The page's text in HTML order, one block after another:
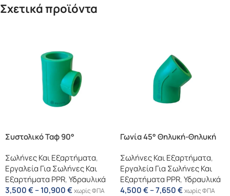
Σχετικά προϊόντα
Συστολικό Ταφ 90°
Σωλήνες Και Εξαρτήματα,
Εργαλεία Για Σωλήνες Και
Εξαρτήματα PPR,Υδραυλικά
3,500€–10,900€χωρίς ΦΠΑ
Γωνία 45° Θηλυκή-Θηλυκή
Σωλήνες Και Εξαρτήματα,
Εργαλεία Για Σωλήνες Και
Εξαρτήματα PPR,Υδραυλικά
4,500€–7,650€χωρίς ΦΠΑ